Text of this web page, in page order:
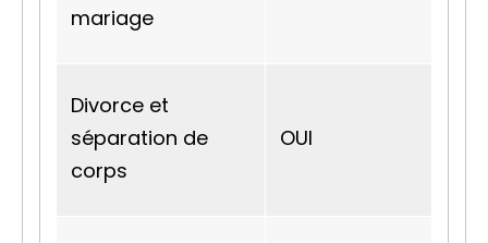
mariage
Divorce et
séparation de
corps
OUI